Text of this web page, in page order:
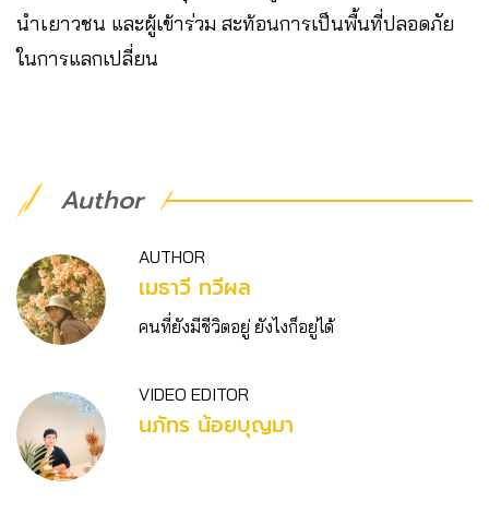
นำเยาวชน และผู้เข้าร่วม สะท้อนการเป็นพื้นที่ปลอดภัย
ในการแลกเปลี่ยน
Author
AUTHOR
เมธาวี ทวีผล
คนที่ยังมีชีวิตอยู่ ยังไงก็อยู่ได้
VIDEO EDITOR
นภัทร น้อยบุญมา